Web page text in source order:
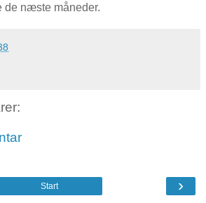
de næste måneder.
›
Start